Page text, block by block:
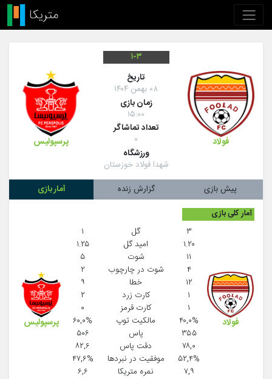
فولاد
۱-۳
تاريخ
۰۸ بهمن ۱۴۰۴
زمان بازی
۱۵:۰۰
تعداد تماشاگر
۰
ورزشگاه
شهدا فولاد خوزستان
پرسپولیس
پیش بازی گزارش زنده آمار بازی
آمار کلی بازی
فولاد
۳
۱.۲۰
۱۱
۴
۱۲
۱
۱
۴۰,۰%
۳۵۵
۷۸,۰
۵۲,۴%
۷,۹
گل
امید گل
شوت
شوت در چارچوب
خطا
کارت زرد
کارت قرمز
مالکیت توپ
پاس
دقت پاس
موفقيت در نبردها
نمره متریکا
۱
۱.۲۵
۵
۲
۹
۲
۰
۶۰,۰%
۵۰۶
۸۲,۶
۴۷,۶%
۶,۶
پرسپولیس